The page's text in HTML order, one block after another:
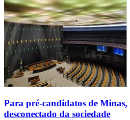
Para pré-candidatos de Minas,
desconectado da sociedade